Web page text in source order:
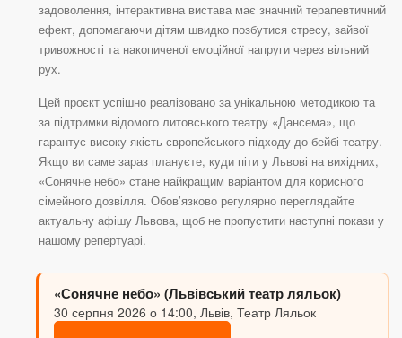
задоволення, інтерактивна вистава має значний терапевтичний
ефект, допомагаючи дітям швидко позбутися стресу, зайвої
тривожності та накопиченої емоційної напруги через вільний
рух.
Цей проєкт успішно реалізовано за унікальною методикою та
за підтримки відомого литовського театру «Дансема», що
гарантує високу якість європейського підходу до бейбі-театру.
Якщо ви саме зараз плануєте, куди піти у Львові на вихідних,
«Сонячне небо» стане найкращим варіантом для корисного
сімейного дозвілля. Обов’язково регулярно переглядайте
актуальну афішу Львова, щоб не пропустити наступні покази у
нашому репертуарі.
«Сонячне небо» (Львівський театр ляльок)
30 серпня 2026 о 14:00, Львів, Театр Ляльок